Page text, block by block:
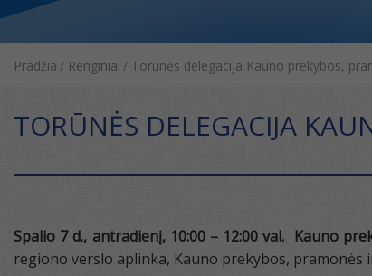
Pradžia / Renginiai / Torūnės delegacija Kauno prekybos,
TORŪNĖS DELEGACIJA
Spalio 7 d., antradienį, 10:00 – 12:00 val. Kauno
regiono verslo aplinka, Kauno prekybos,